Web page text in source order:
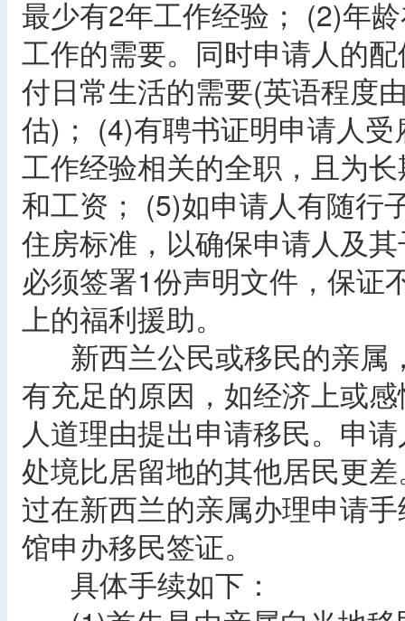
最少有2年工作经验； (2)年
工作的需要。同时申请人的
付日常生活的需要(英语程度
估)； (4)有聘书证明申请人
工作经验相关的全职，且为
和工资； (5)如申请人有随行
住房标准，以确保申请人及
必须签署1份声明文件，保证
上的福利援助。
新西兰公民或移民的亲属
有充足的原因，如经济上或
人道理由提出申请移民。申
处境比居留地的其他居民更
过在新西兰的亲属办理申请
馆申办移民签证。
具体手续如下：